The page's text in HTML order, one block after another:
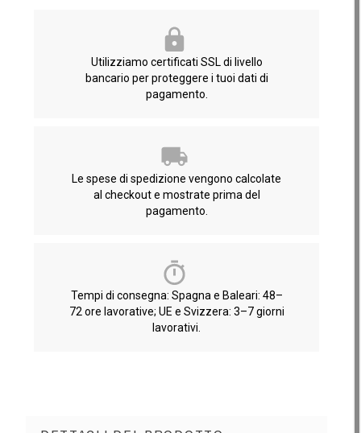
Utilizziamo certificati SSL di livello
bancario per proteggere i tuoi dati di
pagamento.
Le spese di spedizione vengono calcolate
al checkout e mostrate prima del
pagamento.
Tempi di consegna: Spagna e Baleari: 48–
72 ore lavorative; UE e Svizzera: 3–7 giorni
lavorativi.